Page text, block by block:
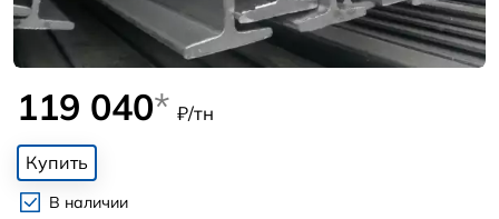
119 040* ₽/тн
Купить
В наличии